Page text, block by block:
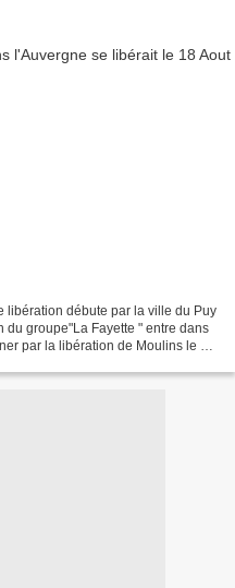
libération débute par la ville du Puy
groupe"La Fayette " entre dans
par la libération de Moulins le 6